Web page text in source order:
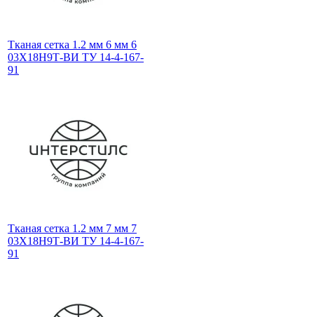
Тканая сетка 1.2 мм 6 мм 6
03Х18Н9Т-ВИ ТУ 14-4-167-
91
Тканая сетка 1.2 мм 7 мм 7
03Х18Н9Т-ВИ ТУ 14-4-167-
91